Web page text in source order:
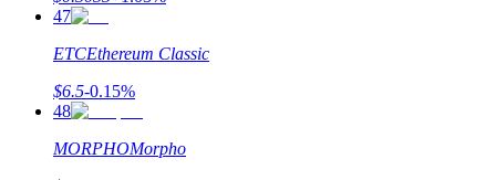
ЛогинЗарегистрироваться
47
ETCEthereum Classic
$6.5-0.15%
48
MORPHOMorpho